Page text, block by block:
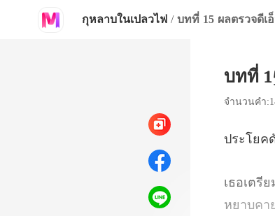
กุหลาบในเปลวไฟ / บทที่ 15 ผลตรวจดีเ
บทที่
จำนวนคำ